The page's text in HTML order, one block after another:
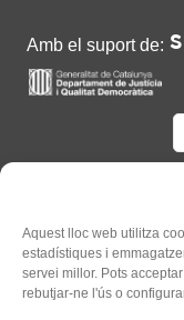
Aquest lloc web utilitza
estadístiques i
servei millor. Pots
rebutjar-ne l'ús o
Amb el suport de:
l'